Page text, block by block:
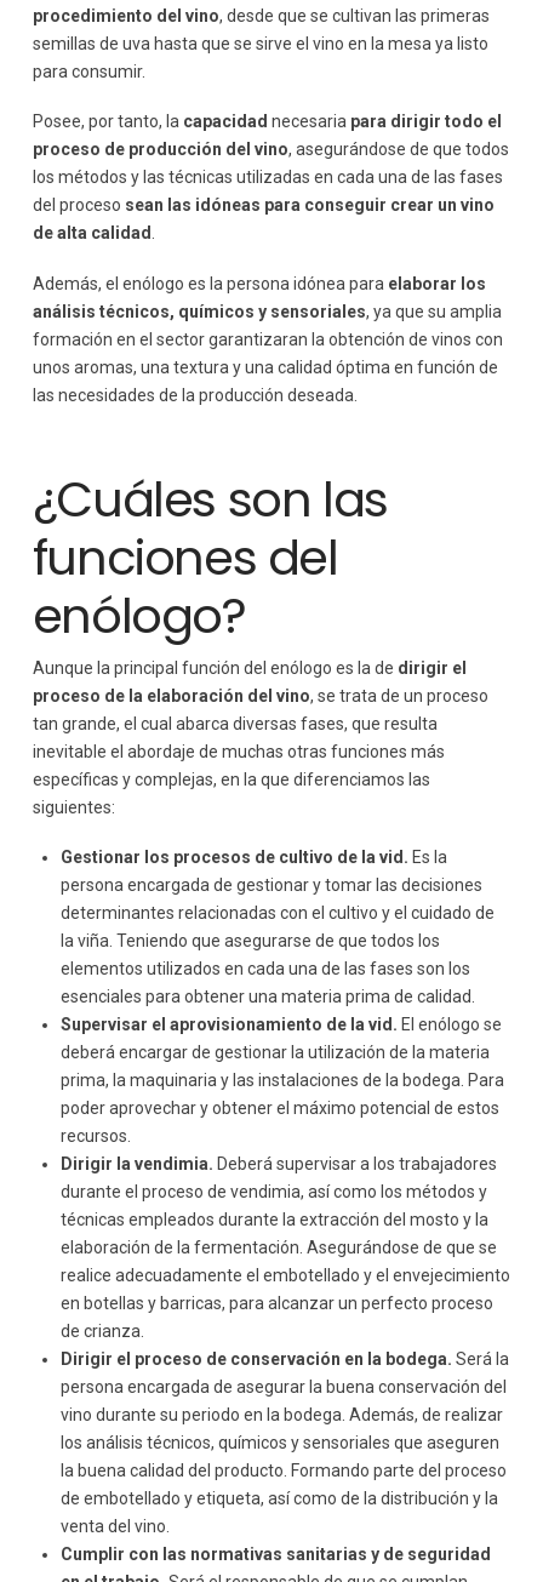
procedimiento del vino, desde que se cultivan las primeras
semillas de uva hasta que se sirve el vino en la mesa ya listo
para consumir.
Posee, por tanto, la capacidad necesaria para dirigir todo el
proceso de producción del vino, asegurándose de que todos
los métodos y las técnicas utilizadas en cada una de las fases
del proceso sean las idóneas para conseguir crear un vino
de alta calidad.
Además, el enólogo es la persona idónea para elaborar los
análisis técnicos, químicos y sensoriales, ya que su amplia
formación en el sector garantizaran la obtención de vinos con
unos aromas, una textura y una calidad óptima en función de
las necesidades de la producción deseada.
¿Cuáles son las
funciones del
enólogo?
Aunque la principal función del enólogo es la de dirigir el
proceso de la elaboración del vino, se trata de un proceso
tan grande, el cual abarca diversas fases, que resulta
inevitable el abordaje de muchas otras funciones más
específicas y complejas, en la que diferenciamos las
siguientes:
Gestionar los procesos de cultivo de la vid. Es la
persona encargada de gestionar y tomar las decisiones
determinantes relacionadas con el cultivo y el cuidado de
la viña. Teniendo que asegurarse de que todos los
elementos utilizados en cada una de las fases son los
esenciales para obtener una materia prima de calidad.
Supervisar el aprovisionamiento de la vid. El enólogo se
deberá encargar de gestionar la utilización de la materia
prima, la maquinaria y las instalaciones de la bodega. Para
poder aprovechar y obtener el máximo potencial de estos
recursos.
Dirigir la vendimia. Deberá supervisar a los trabajadores
durante el proceso de vendimia, así como los métodos y
técnicas empleados durante la extracción del mosto y la
elaboración de la fermentación. Asegurándose de que se
realice adecuadamente el embotellado y el envejecimiento
en botellas y barricas, para alcanzar un perfecto proceso
de crianza.
Dirigir el proceso de conservación en la bodega. Será la
persona encargada de asegurar la buena conservación del
vino durante su periodo en la bodega. Además, de realizar
los análisis técnicos, químicos y sensoriales que aseguren
la buena calidad del producto. Formando parte del proceso
de embotellado y etiqueta, así como de la distribución y la
venta del vino.
Cumplir con las normativas sanitarias y de seguridad